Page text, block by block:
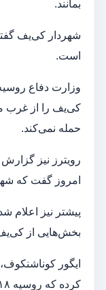
بمانند.
شهردار کی‌یف
است.
وزارت دفاع
کی‌یف را از غرب
حمله نمی‌کند.
رویترز نیز
امروز گفت که
پیشتر نیز اعلام
بخش‌هایی از
ایگور